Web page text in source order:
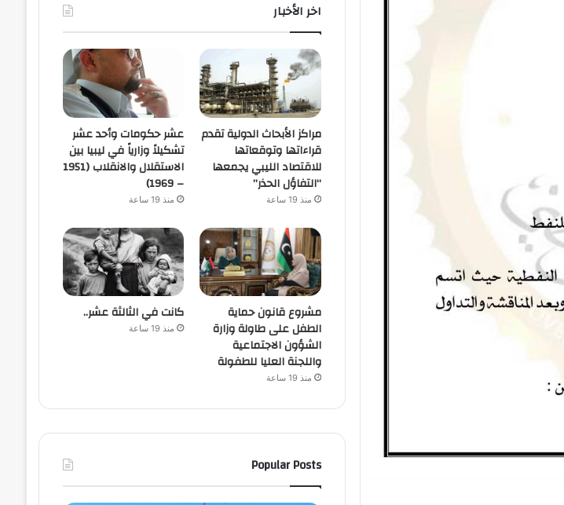
اخر الأخبار
مراكز الأبحاث الدولية تقدم
قراءاتها وتوقعاتها
للاقتصاد الليبي يجمعها
“التفاؤل الحذر”
منذ 19 ساعة
عشر حكومات وأحد عشر
تشكيلاً وزارياً في ليبيا بين
الاستقلال والانقلاب (1951
– 1969)
منذ 19 ساعة
مشروع قانون حماية
الطفل على طاولة وزارة
الشؤون الاجتماعية
واللجنة العليا للطفولة
منذ 19 ساعة
كانت في الثالثة عشر..
منذ 19 ساعة
Popular Posts